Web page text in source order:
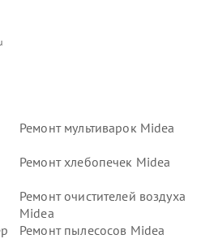
Ремонт мультиварок Midea
Ремонт хлебопечек Midea
Ремонт очистителей воздуха
Midea
Ремонт пылесосов Midea